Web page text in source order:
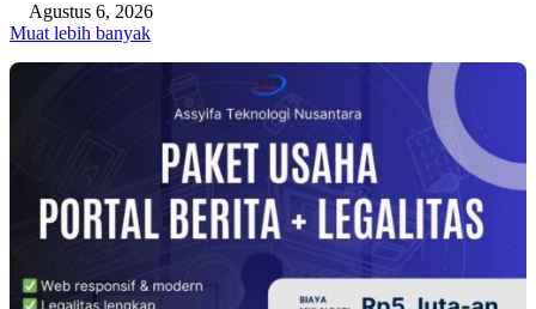
Agustus 6, 2026
Muat lebih banyak